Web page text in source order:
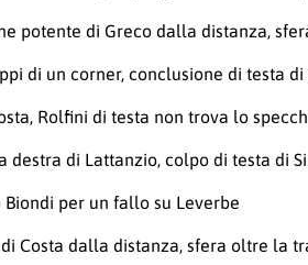
potente di Greco dalla distanza,
di un corner, conclusione di testa
Rolfini di testa non trova lo
destra di Lattanzio, colpo di testa di
Biondi per un fallo su Leverbe
di Costa dalla distanza, sfera oltre la